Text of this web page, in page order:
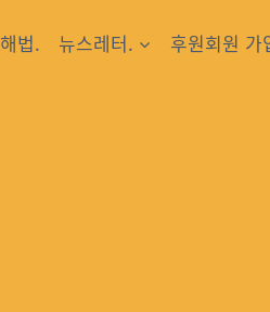
해법. 뉴스레터. 후원회원 가